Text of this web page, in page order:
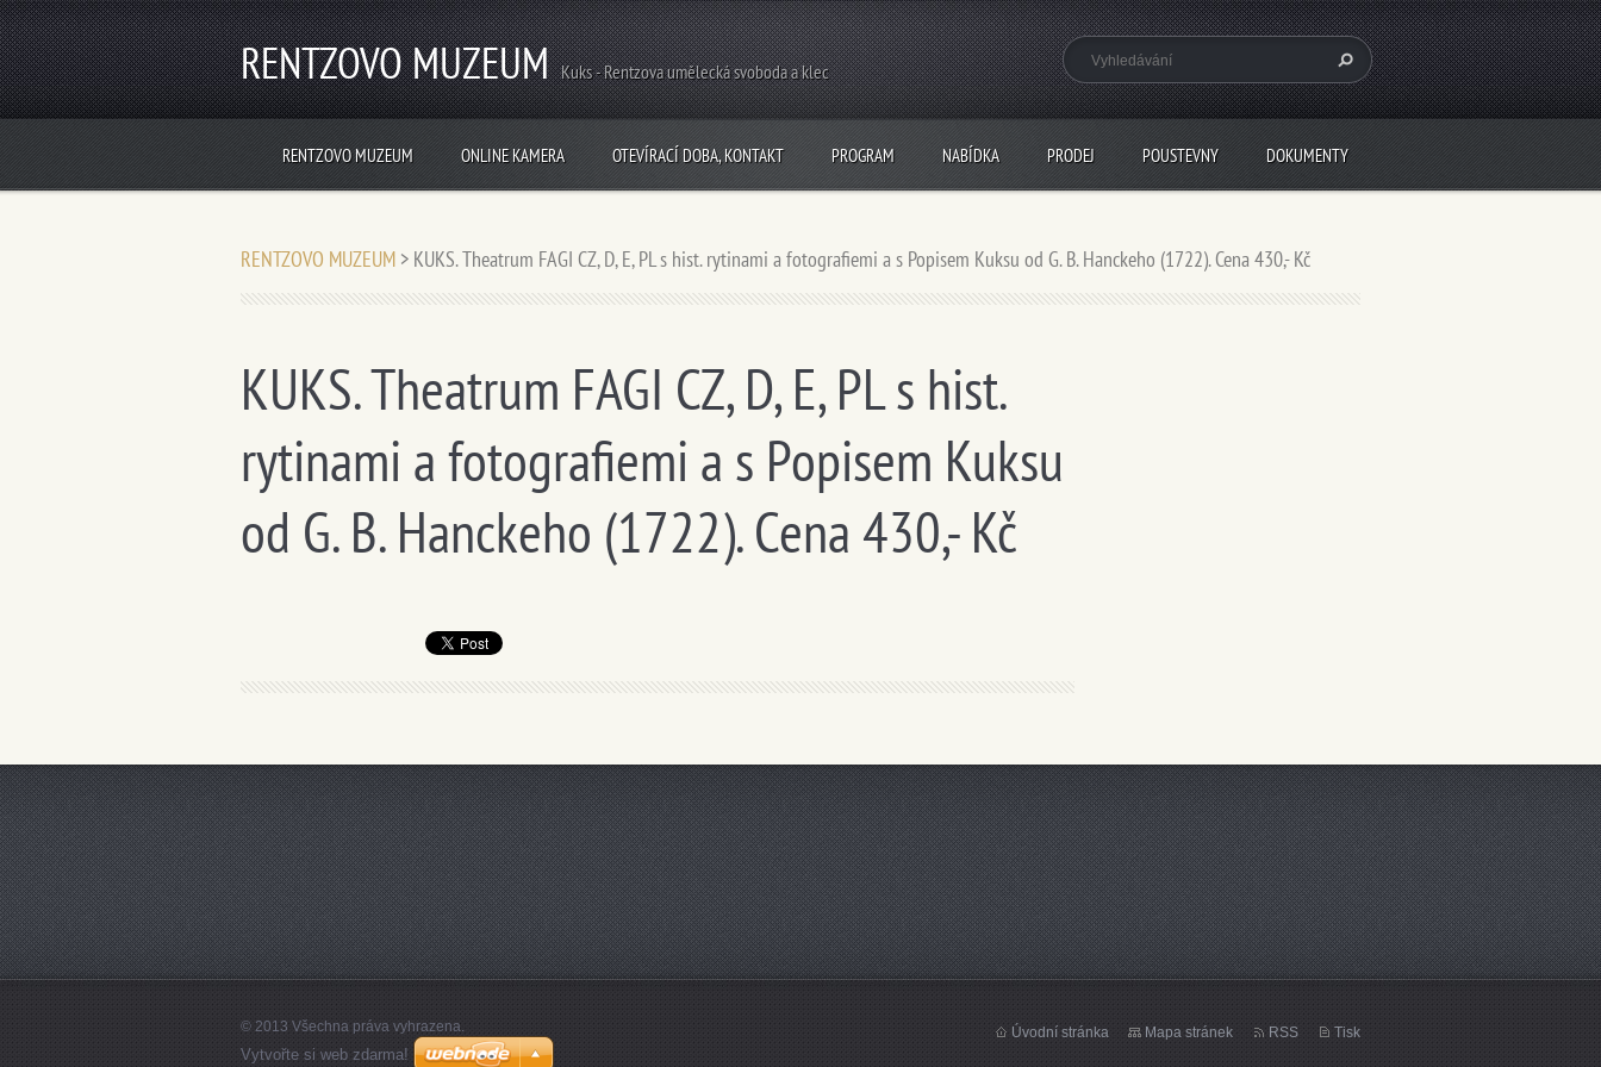
RENTZOVO MUZEUM Kuks - Rentzova umělecká svoboda a klec
RENTZOVO MUZEUM ONLINE KAMERA OTEVÍRACÍ DOBA, KONTAKT PROGRAM NABÍDKA PRODEJ POUSTEVNY DOKUMENTY
RENTZOVO MUZEUM > KUKS. Theatrum FAGI CZ, D, E, PL s hist. rytinami a fotografiemi a s Popisem Kuksu od G. B. Hanckeho (1722). Cena 430,- Kč
KUKS. Theatrum FAGI CZ, D, E, PL s hist.
rytinami a fotografiemi a s Popisem Kuksu
od G. B. Hanckeho (1722). Cena 430,- Kč
© 2013 Všechna práva vyhrazena. Úvodní stránka Mapa stránek RSS Tisk
Vytvořte si web zdarma!